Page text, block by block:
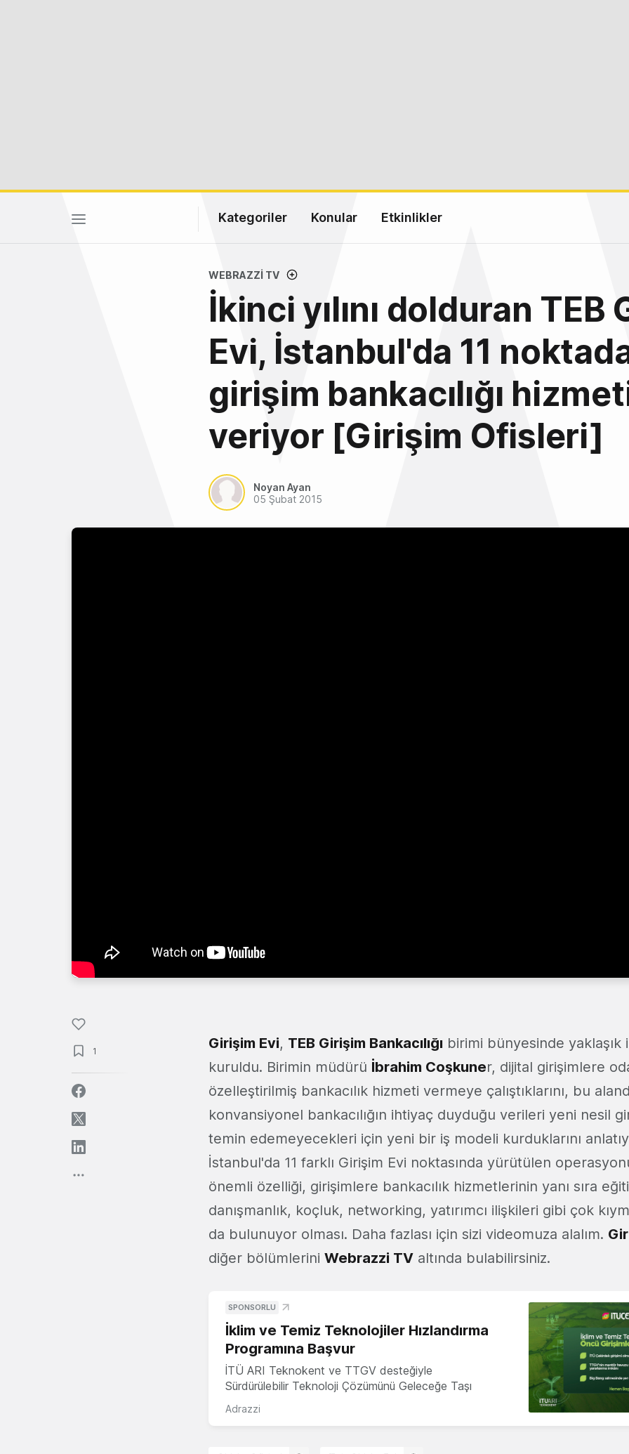
Kategoriler Konular Etkinlikler
WEBRAZZI TV
İkinci yılını dolduran TEB
Evi, İstanbul'da 11
girişim bankacılığı
veriyor [Girişim Ofisleri]
Noyan Ayan
05 Şubat 2015
1 Girişim Evi, TEB Girişim Bankacılığı birimi bünyesinde yaklaşık
kuruldu. Birimin müdürü İbrahim Coşkuner, dijital girişimlere
özelleştirilmiş bankacılık hizmeti vermeye çalıştıklarını, bu
konvansiyonel bankacılığın ihtiyaç duyduğu verileri yeni nesil
temin edemeyecekleri için yeni bir iş modeli kurduklarını
İstanbul'da 11 farklı Girişim Evi noktasında yürütülen
önemli özelliği, girişimlere bankacılık hizmetlerinin yanı sıra
danışmanlık, koçluk, networking, yatırımcı ilişkileri gibi çok
da bulunuyor olması. Daha fazlası için sizi videomuza alalım.
diğer bölümlerini Webrazzi TV altında bulabilirsiniz.
SPONSORLU
İklim ve Temiz Teknolojiler Hızlandırma
Programına Başvur
İTÜ ARI Teknokent ve TTGV desteğiyle
Sürdürülebilir Teknoloji Çözümünü Geleceğe Taşı
Adrazzi